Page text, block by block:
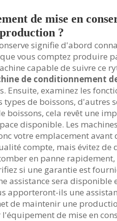
de mise en
?
signifie d'abord
vous comptez produire
capable de suivre ce
de conditionnement
Ensuite, examinez les
de boissons, d'autres
boissons, cela revêt une
disponible. Les
votre emplacement
compte, mais évitez de
en panne
si une garantie est
sera disponible
apporteront-ils une
de maintenir une
de mise en